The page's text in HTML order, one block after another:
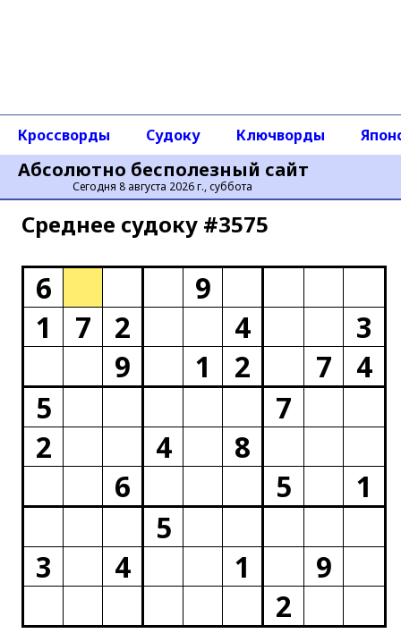
Абсолютно бесполезный сайт
Сегодня 8 августа 2026 г., суббота
Кроссворды Судоку Ключворды
Среднее cудоку #3575
6
9
1
7 2 4
3
9
1 2 7
4
5
7
2
4
8
6
5
1
5
3
4 1
9
2